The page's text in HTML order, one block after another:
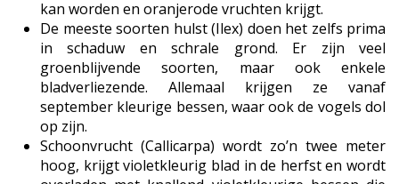
kan worden en oranjerode vruchten krijgt.
De meeste soorten hulst (Ilex) doen het zelfs prima
in schaduw en schrale grond. Er zijn veel
groenblijvende soorten, maar ook enkele
bladverliezende. Allemaal krijgen ze vanaf
september kleurige bessen, waar ook de vogels dol
op zijn.
Schoonvrucht (Callicarpa) wordt zo’n twee meter
hoog, krijgt violetkleurig blad in de herfst en wordt